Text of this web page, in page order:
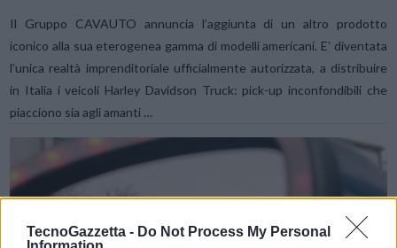
TecnoGazzetta - Do Not Process My Personal
Il Gruppo CAVAUTO annuncia l’aggiunta di un altro prodotto
iconico alla sua eterogenea gamma di modelli americani. E’ diventata
l’unica realtà imprenditoriale ufficialmente autorizzata, a distribuire
in Italia i veicoli Harley Davidson Truck: pick-up inconfondibili che
piacciono sia agli amanti …